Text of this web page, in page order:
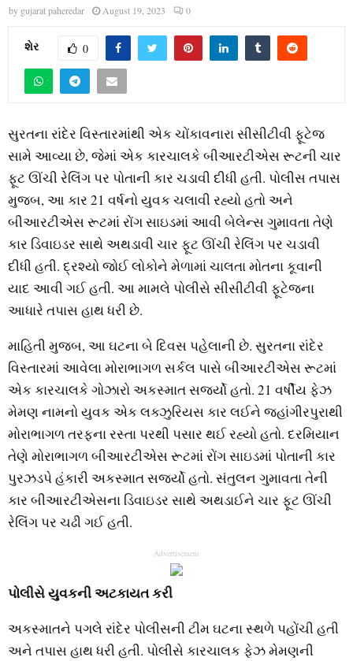
by gujarat paheredar August 19, 2023 0
શેર 0
સુરતના રાંદેર વિસ્તારમાંથી એક ચોંકાવનારા સીસીટીવી ફૂટેજ
સામે આવ્યા છે, જેમાં એક કારચાલકે બીઆરટીએસ રૂટની ચાર
ફૂટ ઊંચી રેલિંગ પર પોતાની કાર ચડાવી દીધી હતી. પોલીસ તપાસ
મુજબ, આ કાર 21 વર્ષનો યુવક ચલાવી રહ્યો હતો અને
બીઆરટીએસ રૂટમાં રોંગ સાઇડમાં આવી બેલેન્સ ગુમાવતા તેણે
કાર ડિવાઇડર સાથે અથડાવી ચાર ફૂટ ઊંચી રેલિંગ પર ચડાવી
દીધી હતી. દ્રશ્યો જોઈ લોકોને મેળામાં ચાલતા મોતના કૂવાની
યાદ આવી ગઈ હતી. આ મામલે પોલીસે સીસીટીવી ફૂટેજના
આધારે તપાસ હાથ ધરી છે.
માહિતી મુજબ, આ ઘટના બે દિવસ પહેલાની છે. સુરતના રાંદેર
વિસ્તારમાં આવેલા મોરાભાગળ સર્કલ પાસે બીઆરટીએસ રૂટમાં
એક કારચાલકે ગોઝારો અકસ્માત સર્જ્યો હતો. 21 વર્ષીય ફેઝ
મેમણ નામનો યુવક એક લક્ઝુરિયસ કાર લઈને જહાંગીરપુરાથી
મોરાભાગળ તરફના રસ્તા પરથી પસાર થઈ રહ્યો હતો. દરમિયાન
તેણે મોરાભાગળ બીઆરટીએસ રૂટમાં રોંગ સાઇડમાં પોતાની કાર
પુરઝડપે હંકારી અકસ્માત સર્જ્યો હતો. સંતુલન ગુમાવતા તેની
કાર બીઆરટીએસના ડિવાઇડર સાથે અથડાઈને ચાર ફૂટ ઊંચી
રેલિંગ પર ચઢી ગઈ હતી.
Advertisement
પોલીસે યુવકની અટકાયત કરી
અકસ્માતને પગલે રાંદેર પોલીસની ટીમ ઘટના સ્થળે પહોંચી હતી
અને તપાસ હાથ ધરી હતી. પોલીસે કારચાલક ફેઝ મેમણની